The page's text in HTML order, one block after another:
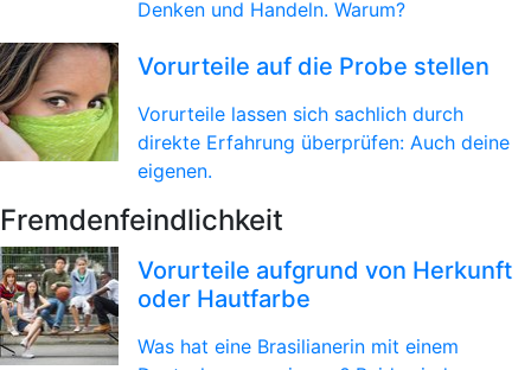
Denken und Handeln. Warum?
Vorurteile auf die Probe stellen
Vorurteile lassen sich sachlich durch
direkte Erfahrung überprüfen: Auch deine
eigenen.
Fremdenfeindlichkeit
Vorurteile aufgrund von Herkunft
oder Hautfarbe
Was hat eine Brasilianerin mit einem